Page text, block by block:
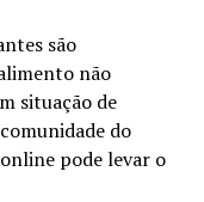
são
não
situação de
do
pode levar o